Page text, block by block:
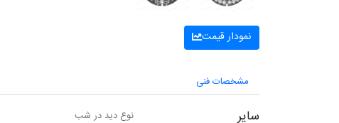
نمودار قیمت
مشخصات فنی
سایر نوع دید در شب